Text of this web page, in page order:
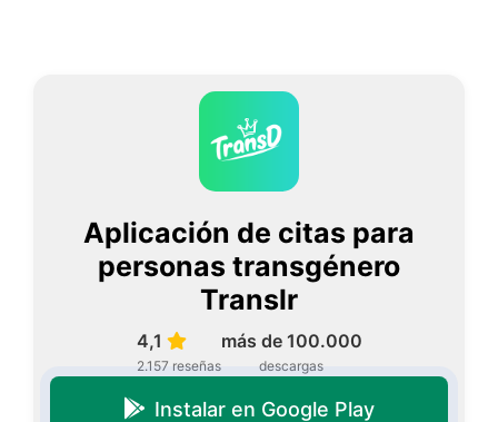
Aplicación de citas para
personas transgénero
Translr
4,1
2.157 reseñas
más de 100.000
descargas
Instalar en Google Play